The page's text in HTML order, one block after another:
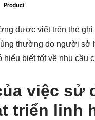
được viết trên thẻ
thường do người sở
hiểu biết tốt về nhu cầu
việc sử
triển linh